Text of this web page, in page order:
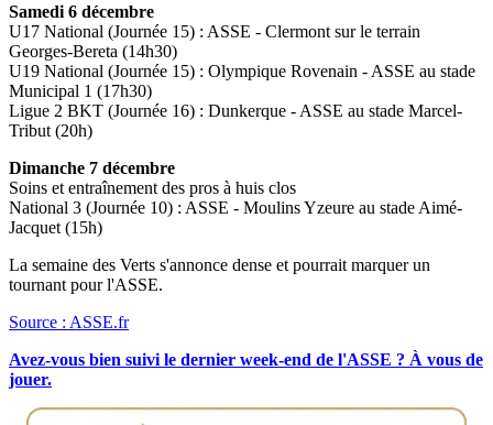
Samedi 6 décembre
U17 National (Journée 15) : ASSE - Clermont sur le terrain
Georges-Bereta (14h30)
U19 National (Journée 15) : Olympique Rovenain - ASSE au stade
Municipal 1 (17h30)
Ligue 2 BKT (Journée 16) : Dunkerque - ASSE au stade Marcel-
Tribut (20h)
Dimanche 7 décembre
Soins et entraînement des pros à huis clos
National 3 (Journée 10) : ASSE - Moulins Yzeure au stade Aimé-
Jacquet (15h)
La semaine des Verts s'annonce dense et pourrait marquer un
tournant pour l'ASSE.
Source : ASSE.fr
Avez-vous bien suivi le dernier week-end de l'ASSE ? À vous de
jouer.